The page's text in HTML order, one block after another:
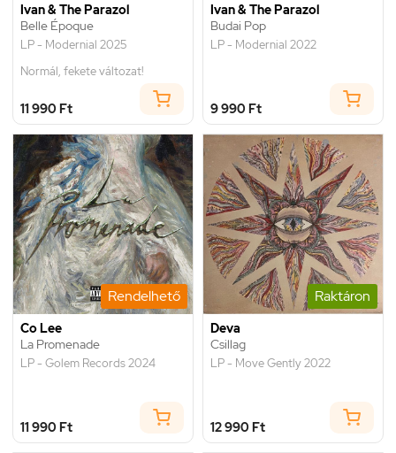
Ivan & The Parazol
Belle Époque
LP - Modernial 2025
Normál, fekete változat!
11 990 Ft
Ivan & The Parazol
Budai Pop
LP - Modernial 2022
9 990 Ft
Rendelhető
Co Lee
La Promenade
LP - Golem Records 2024
11 990 Ft
Raktáron
Deva
Csillag
LP - Move Gently 2022
12 990 Ft